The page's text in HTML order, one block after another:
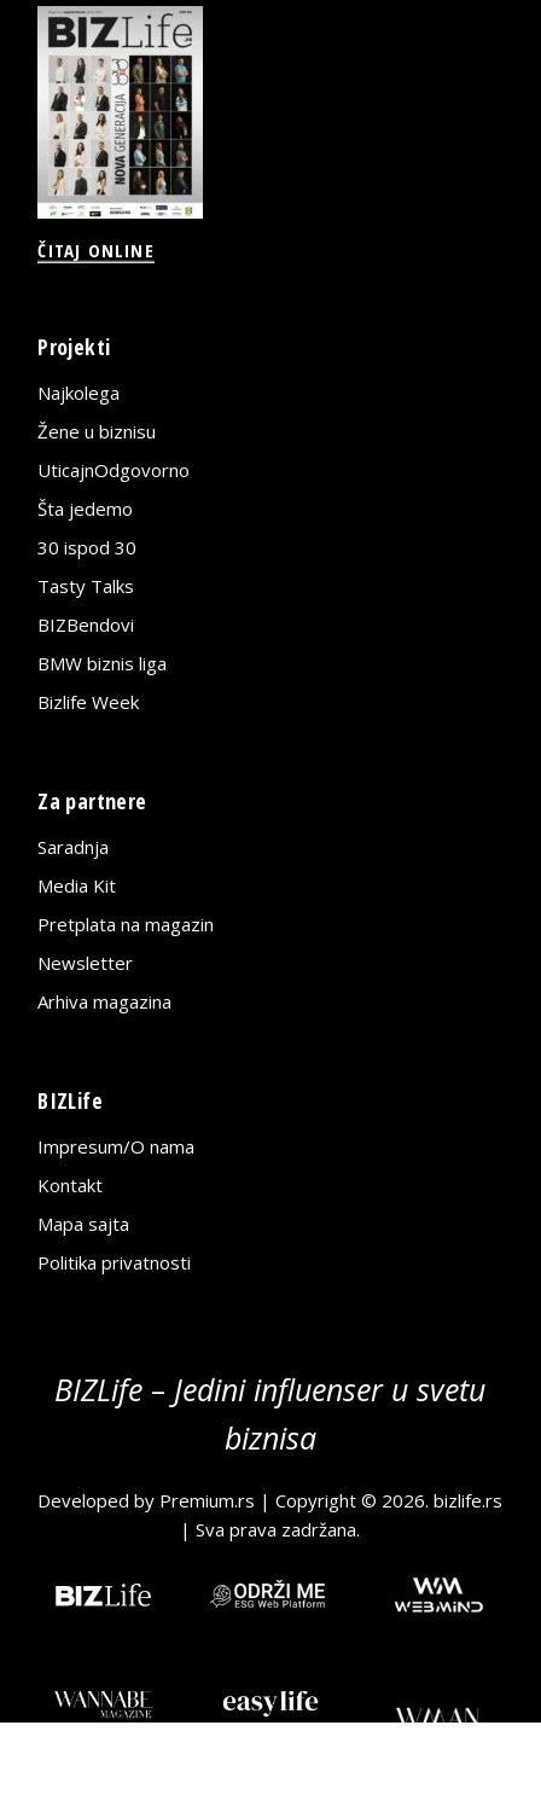
ČITAJ ONLINE
Projekti
Najkolega
Žene u biznisu
UticajnOdgovorno
Šta jedemo
30 ispod 30
Tasty Talks
BIZBendovi
BMW biznis liga
Bizlife Week
Za partnere
Saradnja
Media Kit
Pretplata na magazin
Newsletter
Arhiva magazina
BIZLife
Impresum/O nama
Kontakt
Mapa sajta
Politika privatnosti
BIZLife – Jedini influenser u svetu
biznisa
Developed by Premium.rs | Copyright © 2026.bizlife.rs
| Sva prava zadržana.